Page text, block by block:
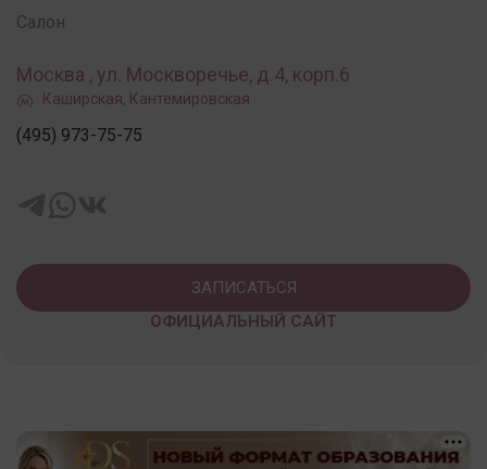
Салон
Москва , ул. Москворечье, д.4, корп.6
Каширская, Кантемировская
(495) 973-75-75
ЗАПИСАТЬСЯ
ОФИЦИАЛЬНЫЙ САЙТ